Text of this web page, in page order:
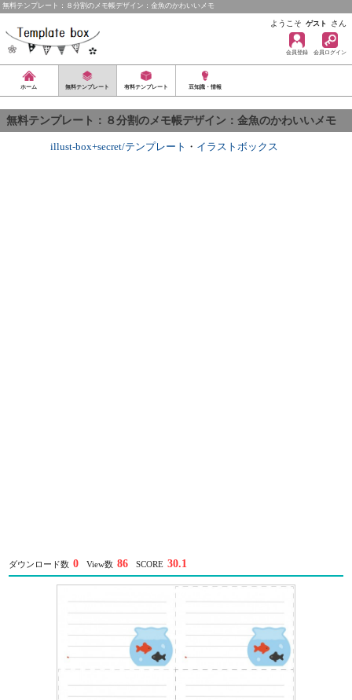
無料テンプレート：８分割のメモ帳デザイン：金魚のかわいいメモ
ようこそ ゲスト さん
会員登録 会員ログイン
ホーム 無料テンプレート 有料テンプレート 豆知識・情報
無料テンプレート：８分割のメモ帳デザイン：金魚のかわいいメモ
illust-box+secret/テンプレート ・ イラストボックス
ダウンロード数 0 View数 86 SCORE 30.1